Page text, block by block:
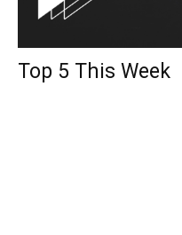
Top 5 This Week